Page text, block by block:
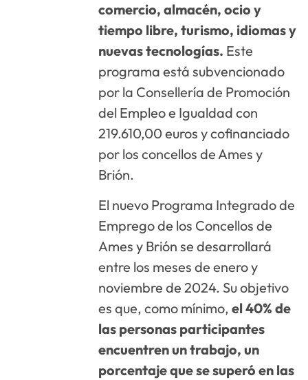
comercio, almacén, ocio y
tiempo libre, turismo, idiomas y
nuevas tecnologías. Este
programa está subvencionado
por la Consellería de Promoción
del Empleo e Igualdad con
219.610,00 euros y cofinanciado
por los concellos de Ames y
Brión.
El nuevo Programa Integrado de
Emprego de los Concellos de
Ames y Brión se desarrollará
entre los meses de enero y
noviembre de 2024. Su objetivo
es que, como mínimo, el 40% de
las personas participantes
encuentren un trabajo, un
porcentaje que se superó en las